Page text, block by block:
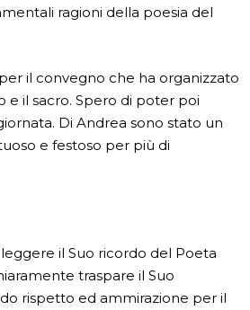
ragioni della poesia del
il convegno che ha organizzato
e il sacro. Spero di poter poi
Di Andrea sono stato un
e festoso per più di
il Suo ricordo del Poeta
traspare il Suo
rispetto ed ammirazione per il